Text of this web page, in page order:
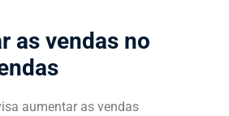
as vendas no
aumentar as vendas